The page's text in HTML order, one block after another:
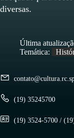
(19) 35245700
(19) 3524-5700 /
diversas.
Última
Temática: